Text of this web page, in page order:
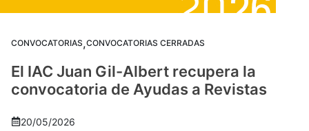
CONVOCATORIAS,CONVOCATORIAS CERRADAS
El IAC Juan Gil-Albert recupera la
convocatoria de Ayudas a Revistas
20/05/2026